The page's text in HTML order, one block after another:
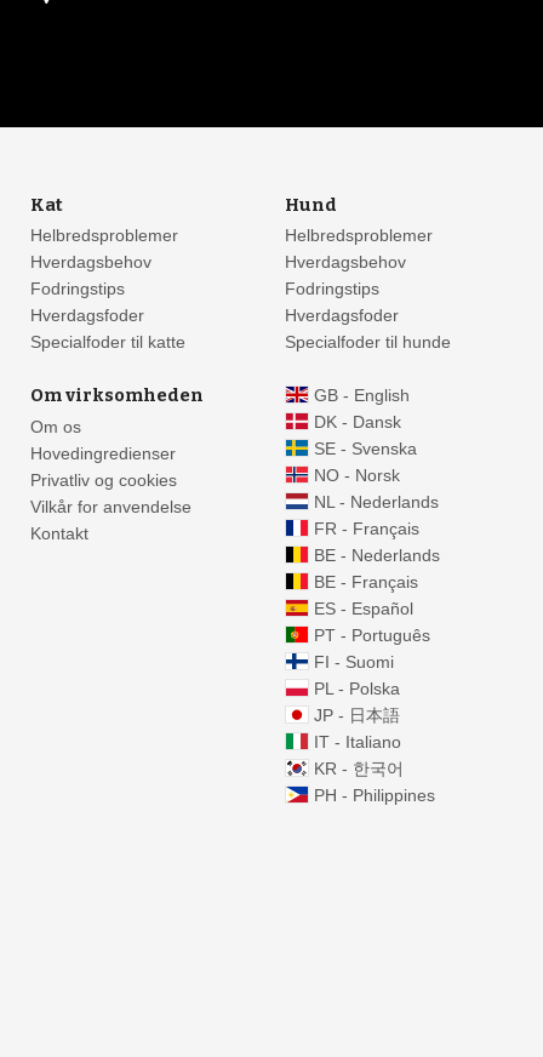
Kat
Helbredsproblemer
Hverdagsbehov
Fodringstips
Hverdagsfoder
Specialfoder til katte
Hund
Helbredsproblemer
Hverdagsbehov
Fodringstips
Hverdagsfoder
Specialfoder til hunde
Om virksomheden
Om os
Hovedingredienser
Privatliv og cookies
Vilkår for anvendelse
Kontakt
GB - English
DK - Dansk
SE - Svenska
NO - Norsk
NL - Nederlands
FR - Français
BE - Nederlands
BE - Français
ES - Español
PT - Português
FI - Suomi
PL - Polska
JP - 日本語
IT - Italiano
KR - 한국어
PH - Philippines